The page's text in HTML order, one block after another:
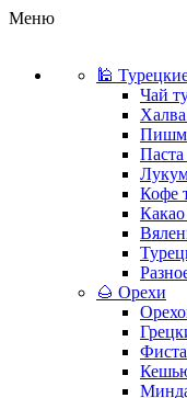
Меню
🕌
Чай
Паста
Кофе
Какао
🌰 Орехи